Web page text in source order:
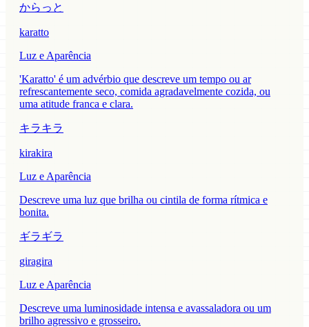
からっと
karatto
Luz e Aparência
'Karatto' é um advérbio que descreve um tempo ou ar
refrescantemente seco, comida agradavelmente cozida, ou
uma atitude franca e clara.
キラキラ
kirakira
Luz e Aparência
Descreve uma luz que brilha ou cintila de forma rítmica e
bonita.
ギラギラ
giragira
Luz e Aparência
Descreve uma luminosidade intensa e avassaladora ou um
brilho agressivo e grosseiro.